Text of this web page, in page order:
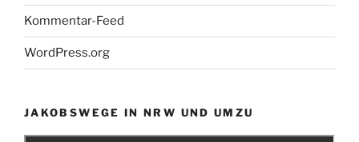
Kommentar-Feed
WordPress.org
JAKOBSWEGE IN NRW UND UMZU